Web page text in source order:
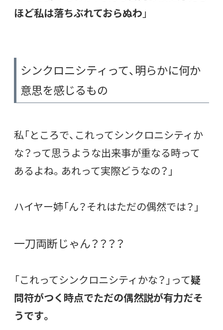
ほど私は落ちぶれておらぬわ 」
シンクロニシティって、明らかに何か
意思を感じるもの
私「ところで、これってシンクロニシティか
な？って思うような出来事が重なる時って
あるよね。あれって実際どうなの？」
ハイヤー姉「ん？それはただの偶然では？」
一刀両断じゃん？？？？
「これってシンクロニシティかな？」って疑
問符がつく時点でただの偶然説が有力だそ
うです。